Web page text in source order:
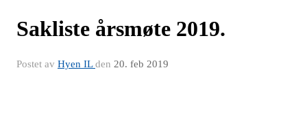
Sakliste årsmøte 2019.
Postet av Hyen ILden 20. feb 2019